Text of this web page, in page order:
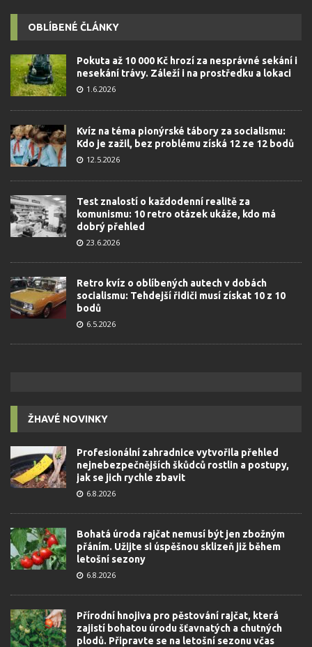
OBLÍBENÉ ČLÁNKY
Pokuta až 10 000 Kč hrozí za nesprávné sekání i
nesekání trávy. Záleží i na prostředku a lokaci
1.6.2026
Kvíz na téma pionýrské tábory za socialismu:
Kdo je zažil, bez problému získá 12 ze 12 bodů
12.5.2026
Test znalostí o každodenní realitě za
komunismu: 10 retro otázek ukáže, kdo má
dobrý přehled
23.6.2026
Retro kvíz o oblíbených autech v dobách
socialismu: Tehdejší řidiči musí získat 10 z 10
bodů
6.5.2026
ŽHAVÉ NOVINKY
Profesionální zahradnice vytvořila přehled
nejnebezpečnějších škůdců rostlin a postupy,
jak se jich rychle zbavit
6.8.2026
Bohatá úroda rajčat nemusí být jen zbožným
přáním. Užijte si úspěšnou sklizeň již během
letošní sezony
6.8.2026
Přírodní hnojiva pro pěstování rajčat, která
zajistí bohatou úrodu šťavnatých a chutných
plodů. Připravte se na letošní sezonu včas